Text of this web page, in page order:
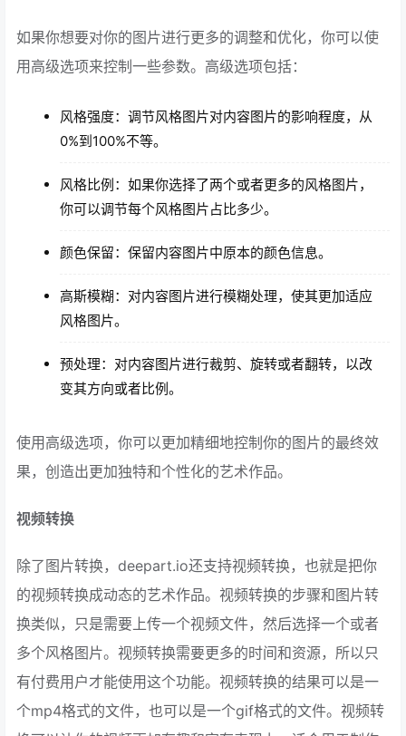
如果你想要对你的图片进行更多的调整和优化，你可以使
用高级选项来控制一些参数。高级选项包括：
风格强度：调节风格图片对内容图片的影响程度，从
0%到100%不等。
风格比例：如果你选择了两个或者更多的风格图片，
你可以调节每个风格图片占比多少。
颜色保留：保留内容图片中原本的颜色信息。
高斯模糊：对内容图片进行模糊处理，使其更加适应
风格图片。
预处理：对内容图片进行裁剪、旋转或者翻转，以改
变其方向或者比例。
使用高级选项，你可以更加精细地控制你的图片的最终效
果，创造出更加独特和个性化的艺术作品。
视频转换
除了图片转换，deepart.io还支持视频转换，也就是把你
的视频转换成动态的艺术作品。视频转换的步骤和图片转
换类似，只是需要上传一个视频文件，然后选择一个或者
多个风格图片。视频转换需要更多的时间和资源，所以只
有付费用户才能使用这个功能。视频转换的结果可以是一
个mp4格式的文件，也可以是一个gif格式的文件。视频转